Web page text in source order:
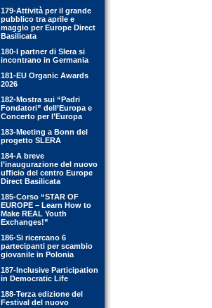
179-Attività per il grande
pubblico tra aprile e
maggio per Europe Direct
Basilicata
180-I partner di Slera si
incontrano in Germania
181-EU Organic Awards
2026
182-Mostra sui “Padri
Fondatori” dell’Europa e
Concerto per l’Europa
183-Meeting a Bonn del
progetto SLERA
184-A breve
l’inaugurazione del nuovo
ufficio del centro Europe
Direct Basilicata
185-Corso “STAR OF
EUROPE – Learn How to
Make REAL Youth
Exchanges!”
186-Si ricercano 6
partecipanti per scambio
giovanile in Polonia
187-Inclusive Participation
in Democratic Life
188-Terza edizione del
Festival del nuovo